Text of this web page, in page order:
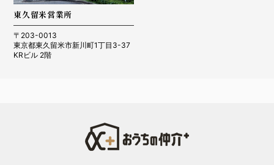
東久留米営業所
〒203-0013
東京都東久留米市新川町1丁目3-37
KRビル 2階